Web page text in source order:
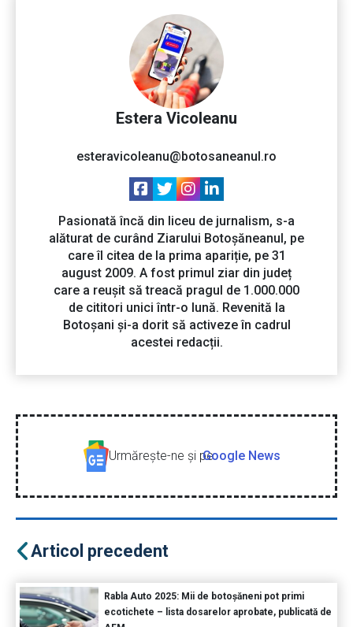
Estera Vicoleanu
esteravicoleanu@botosaneanul.ro
Pasionată încă din liceu de jurnalism, s-a
alăturat de curând Ziarului Botoșăneanul, pe
care îl citea de la prima apariție, pe 31
august 2009. A fost primul ziar din județ
care a reușit să treacă pragul de 1.000.000
de cititori unici într-o lună. Revenită la
Botoșani și-a dorit să activeze în cadrul
acestei redacții.
Urmăreşte-ne şi peGoogle News
Articol precedent
Rabla Auto 2025: Mii de botoșăneni pot primi
ecotichete – lista dosarelor aprobate, publicată de